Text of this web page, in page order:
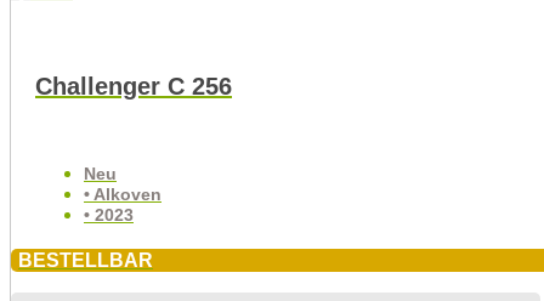
Challenger C 256
Neu
• Alkoven
• 2023
BESTELLBAR